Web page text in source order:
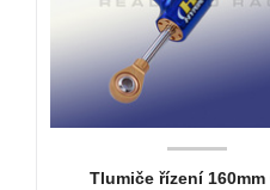
Tlumiče řízení 160mm